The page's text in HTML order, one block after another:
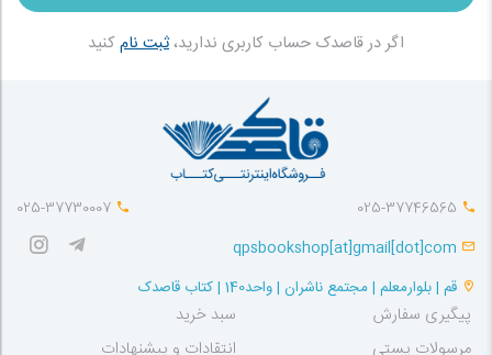
اگر در قاصدک حساب کاربری ندارید، ثبت نامکنید
qpsbookshop[at]gmail[dot]com
قم | بلوارمعلم | مجتمع ناشران | واحد140 | کتاب قاصدک
پیگیری سفارش
سبد خرید